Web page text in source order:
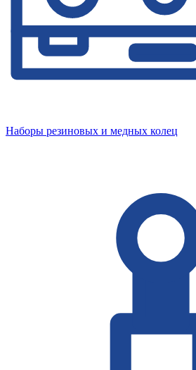
Наборы резиновых и медных колец